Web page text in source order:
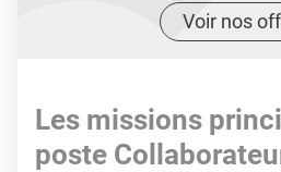
Voir nos
Les missions
poste